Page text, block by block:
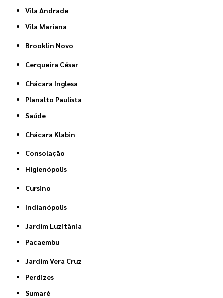
Vila Andrade
Vila Mariana
Brooklin Novo
Cerqueira César
Chácara Inglesa
Planalto Paulista
Saúde
Chácara Klabin
Consolação
Higienópolis
Cursino
Indianópolis
Jardim Luzitânia
Pacaembu
Jardim Vera Cruz
Perdizes
Sumaré